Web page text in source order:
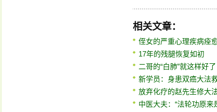
相关文章：
侄女的严重心理疾病痊
17年的残腿恢复如初
二哥的“白肺”就这样好了
新学员：身患双癌大法
放弃化疗的赵先生修大
中医大夫：“法轮功原来